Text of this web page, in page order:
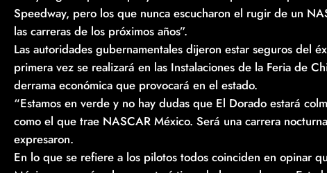
Speedway, pero los que nunca escucharon el rugir de un
las carreras de los próximos años”.
Las autoridades gubernamentales dijeron estar seguros del
primera vez se realizará en las Instalaciones de la Feria de
derrama económica que provocará en el estado.
“Estamos en verde y no hay dudas que El Dorado estará
como el que trae NASCAR México. Será una carrera
expresaron.
En lo que se refiere a los pilotos todos coinciden en opinar